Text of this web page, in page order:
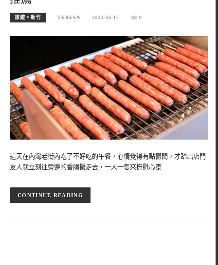
旅遊。新竹 TERESA 2022-06-17 0
這天在內灣老街內吃了不好吃的午餐，心情覺得有點鬱悶，才踏出店門
友人就立刻往旁邊的香腸攤走去，一人一隻來撫慰心靈
CONTINUE READING